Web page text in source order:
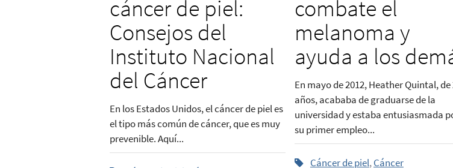
cáncer de piel:
Consejos del
Instituto Nacional
del Cáncer
En los Estados Unidos, el cáncer de piel es
el tipo más común de cáncer, que es muy
prevenible. Aquí...
combate el
melanoma y
ayuda a los
En mayo de 2012, Heather Quintal, de
años, acababa de graduarse de la
universidad y estaba entusiasmada
su primer empleo...
Cáncer de piel,Cáncer